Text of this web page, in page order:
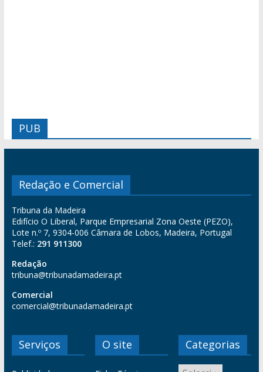
PUB
Redação e Comercial
Tribuna da Madeira
Edifício O Liberal, Parque Empresarial Zona Oeste (PEZO),
Lote n.º 7, 9304-006 Câmara de Lobos, Madeira, Portugal
Telef.: 291 911300
Redação
tribuna@tribunadamadeira.pt
Comercial
comercial@tribunadamadeira.pt
Serviços O site Categorias